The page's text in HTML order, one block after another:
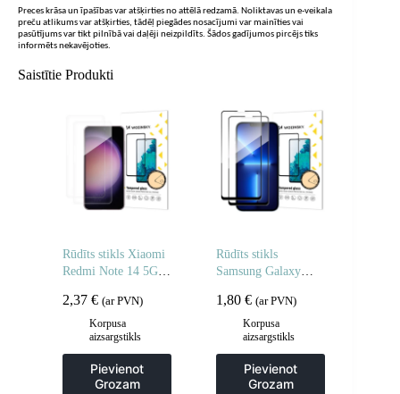
Preces krāsa un īpašības var atšķirties no attēlā redzamā. Noliktavas un e-veikala
preču atlikums var atšķirties, tādēļ piegādes nosacījumi var mainīties vai
pasūtījums var tikt pilnībā vai daļēji neizpildīts. Šādos gadījumos pircējs tiks
informēts nekavējoties.
Saistītie Produkti
Rūdīts stikls Xiaomi
Redmi Note 14 5G /
stiklam – 2 gab.
2,37 € (ar PVN)
Korpusa
aizsargstikls
Pievienot
Grozam
Rūdīts stikls
Samsung Galaxy
līmējamam rūdītam
stiklam – 2 gab.
1,80€ (ar PVN)
Korpusa
aizsargstikls
Pievienot
Grozam